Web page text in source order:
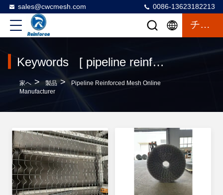
sales@cwcmesh.com 0086-13623182213
チャット
Keywords [ pipeline reinforced mesh ] Match 120 製品
家へ > 製品 >
Pipeline Reinforced Mesh Online
Manufacturer